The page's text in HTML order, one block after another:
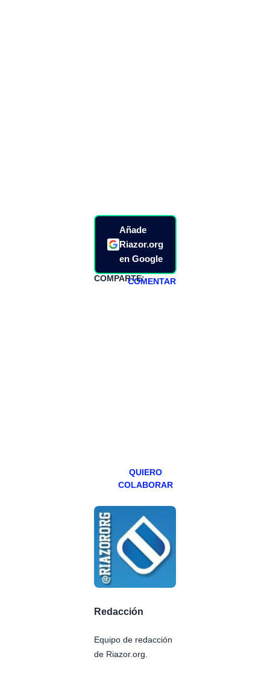
Añade
Riazor.org
en Google
COMPARTE:COMENTAR
QUIERO
COLABORAR
Redacción
Equipo de redacción
de Riazor.org.